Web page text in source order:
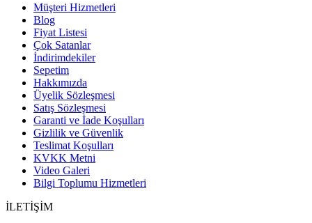
Müşteri Hizmetleri
Blog
Fiyat Listesi
Çok Satanlar
İndirimdekiler
Sepetim
Hakkımızda
Üyelik Sözleşmesi
Satış Sözleşmesi
Garanti ve İade Koşulları
Gizlilik ve Güvenlik
Teslimat Koşulları
KVKK Metni
Video Galeri
Bilgi Toplumu Hizmetleri
İLETİŞİM